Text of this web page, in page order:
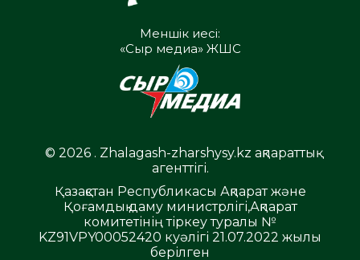
Меншік иесі:
«Сыр медиа» ЖШС
© 2026 . Zhalagash-zharshysy.kz ақпараттық
агенттігі.
Қазақстан Республикасы Ақпарат және
Қоғамдық даму министрлігі,Ақпарат
комитетінің тіркеу туралы №
KZ91VPY00052420 куәлігі 21.07.2022 жылы
берілген